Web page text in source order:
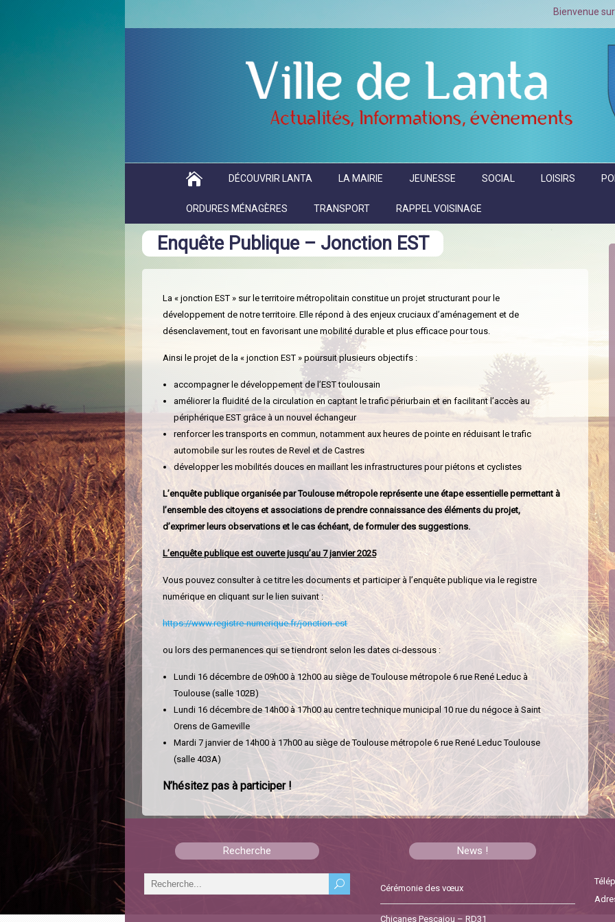
Bienvenue sur le site
DÉCOUVRIR LANTA LA MAIRIE JEUNESSE SOCIAL LOISIRS
ORDURES MÉNAGÈRES TRANSPORT RAPPEL VOISINAGE
Enquête Publique – Jonction EST
La « jonction EST » sur le territoire métropolitain constitue un projet structurant pour le
développement de notre territoire. Elle répond à des enjeux cruciaux d’aménagement et de
désenclavement, tout en favorisant une mobilité durable et plus efficace pour tous.
Ainsi le projet de la « jonction EST » poursuit plusieurs objectifs :
accompagner le développement de l’EST toulousain
améliorer la fluidité de la circulation en captant le trafic périurbain et en facilitant l’accès au
périphérique EST grâce à un nouvel échangeur
renforcer les transports en commun, notamment aux heures de pointe en réduisant le trafic
automobile sur les routes de Revel et de Castres
développer les mobilités douces en maillant les infrastructures pour piétons et cyclistes
L’enquête publique organisée par Toulouse métropole représente une étape essentielle permettant à
l’ensemble des citoyens et associations de prendre connaissance des éléments du projet,
d’exprimer leurs observations et le cas échéant, de formuler des suggestions.
L’enquête publique est ouverte jusqu’au 7 janvier 2025
Vous pouvez consulter à ce titre les documents et participer à l’enquête publique via le registre
numérique en cliquant sur le lien suivant :
https://www.registre-numerique.fr/jonction-est
ou lors des permanences qui se tiendront selon les dates ci-dessous :
Lundi 16 décembre de 09h00 à 12h00 au siège de Toulouse métropole 6 rue René Leduc à
Toulouse (salle 102B)
Lundi 16 décembre de 14h00 à 17h00 au centre technique municipal 10 rue du négoce à Saint
Orens de Gameville
Mardi 7 janvier de 14h00 à 17h00 au siège de Toulouse métropole 6 rue René Leduc Toulouse
(salle 403A)
N’hésitez pas à participer !
Recherche News !
Cérémonie des vœux
Chicanes Pescajou – RD31